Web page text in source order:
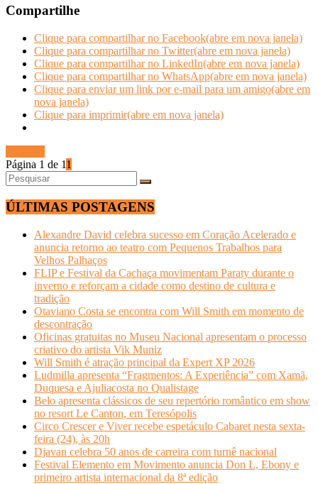
Compartilhe
Clique para compartilhar no Facebook(abre em nova janela)
Clique para compartilhar no Twitter(abre em nova janela)
Clique para compartilhar no LinkedIn(abre em nova janela)
Clique para compartilhar no WhatsApp(abre em nova janela)
Clique para enviar um link por e-mail para um amigo(abre em
nova janela)
Clique para imprimir(abre em nova janela)
Página 1 de 11
ÚLTIMAS POSTAGENS
Alexandre David celebra sucesso em Coração Acelerado e
anuncia retorno ao teatro com Pequenos Trabalhos para
Velhos Palhaços
FLIP e Festival da Cachaça movimentam Paraty durante o
inverno e reforçam a cidade como destino de cultura e
tradição
Otaviano Costa se encontra com Will Smith em momento de
descontração
Oficinas gratuitas no Museu Nacional apresentam o processo
criativo do artista Vik Muniz
Will Smith é atração principal da Expert XP 2026
Ludmilla apresenta “Fragmentos: A Experiência” com Xamã,
Duquesa e Ajuliacosta no Qualistage
Belo apresenta clássicos de seu repertório romântico em show
no resort Le Canton, em Teresópolis
Circo Crescer e Viver recebe espetáculo Cabaret nesta sexta-
feira (24), às 20h
Djavan celebra 50 anos de carreira com turnê nacional
Festival Elemento em Movimento anuncia Don L, Ebony e
primeiro artista internacional da 8ª edição